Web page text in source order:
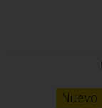
Nuevo